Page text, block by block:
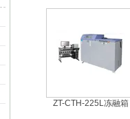
ZT-CTH-225L冻融箱